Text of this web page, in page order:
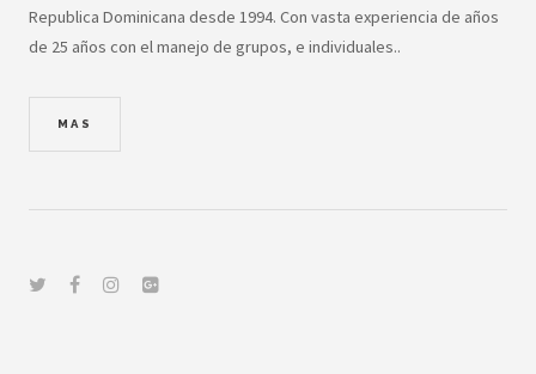
Republica Dominicana desde 1994. Con vasta experiencia de años
de 25 años con el manejo de grupos, e individuales..
MAS